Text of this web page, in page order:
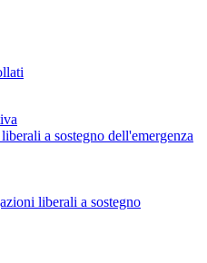
a sostegno dell'emergenza
liberali a sostegno